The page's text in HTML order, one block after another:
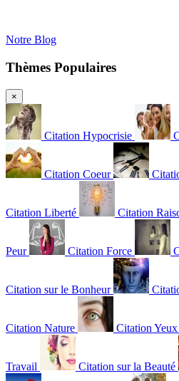
Notre Blog
Thèmes Populaires
×
Citation Hypocrisie
Citation Coeur
Citation Liberté Citation
Peur Citation Force
Citation sur le Bonheur
Citation Nature Citation Yeux
Travail Citation sur la Beauté